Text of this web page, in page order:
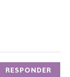
RESPONDER